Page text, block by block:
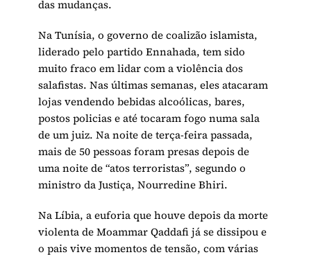
das mudanças.
Na Tunísia, o governo de coalizão islamista,
liderado pelo partido Ennahada, tem sido
muito fraco em lidar com a violência dos
salafistas. Nas últimas semanas, eles atacaram
lojas vendendo bebidas alcoólicas, bares,
postos policias e até tocaram fogo numa sala
de um juiz. Na noite de terça-feira passada,
mais de 50 pessoas foram presas depois de
uma noite de “atos terroristas”, segundo o
ministro da Justiça, Nourredine Bhiri.
Na Líbia, a euforia que houve depois da morte
violenta de Moammar Qaddafi já se dissipou e
o pais vive momentos de tensão, com várias